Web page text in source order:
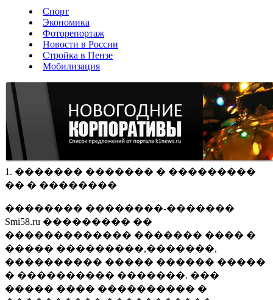
Спорт
Экономика
Фоторепортаж
Новости в России
Стройка в Пензе
Мобилизация
1. ������� ������� � ���������
�� � ��������
�������� ��������-�������
Smi58.ru ��������� ��
������������� ������� ���� �
����� ���������,�������,
���������� ����� ������ �����
� ���������� �������. ���
����� ���� ���������� �